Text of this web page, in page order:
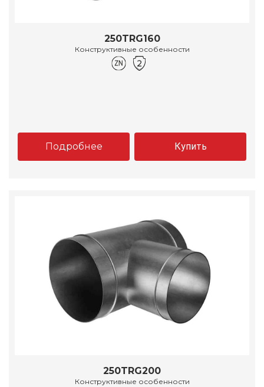
250TRG160
Конструктивные особенности
Подробнее Купить
250TRG200
Конструктивные особенности